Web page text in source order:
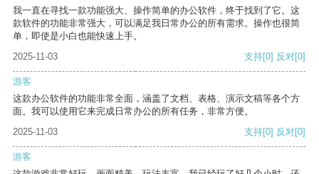
我一直在寻找一款功能强大、操作简单的办公软件，终于找到了它。这
款软件的功能非常强大，可以满足我日常办公的所有需求。操作也很简
单，即使是小白也能快速上手。
2025-11-03
支持[0] 反对[0]
游客
这款办公软件的功能非常全面，涵盖了文档、表格、演示文稿等各个方
面。我可以使用它来完成日常办公的所有任务，非常方便。
2025-11-03
支持[0] 反对[0]
游客